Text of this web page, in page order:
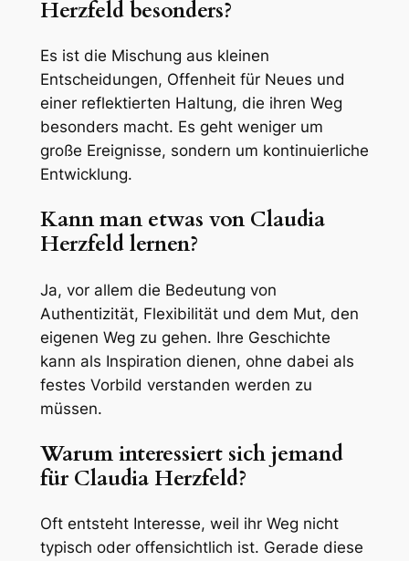
Herzfeld besonders?
Es ist die Mischung aus kleinen
Entscheidungen, Offenheit für Neues und
einer reflektierten Haltung, die ihren Weg
besonders macht. Es geht weniger um
große Ereignisse, sondern um kontinuierliche
Entwicklung.
Kann man etwas von Claudia
Herzfeld lernen?
Ja, vor allem die Bedeutung von
Authentizität, Flexibilität und dem Mut, den
eigenen Weg zu gehen. Ihre Geschichte
kann als Inspiration dienen, ohne dabei als
festes Vorbild verstanden werden zu
müssen.
Warum interessiert sich jemand
für Claudia Herzfeld?
Oft entsteht Interesse, weil ihr Weg nicht
typisch oder offensichtlich ist. Gerade diese